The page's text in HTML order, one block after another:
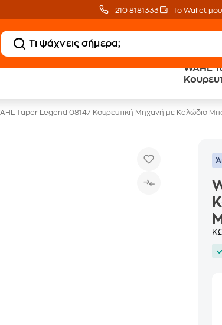
210 8181333 Το Wallet μου
WAHL
Άτοκες Δόσεις
Taper Legend 08147 Κουρευτική Μηχανή με Καλώδιο